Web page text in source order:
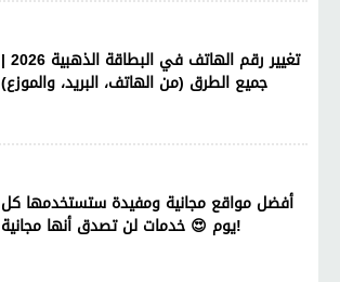
تغيير رقم الهاتف في البطاقة الذهبية 2026 |
جميع الطرق (من الهاتف، البريد، والموزع)
أفضل مواقع مجانية ومفيدة ستستخدمها كل
يوم 😍 خدمات لن تصدق أنها مجانية!